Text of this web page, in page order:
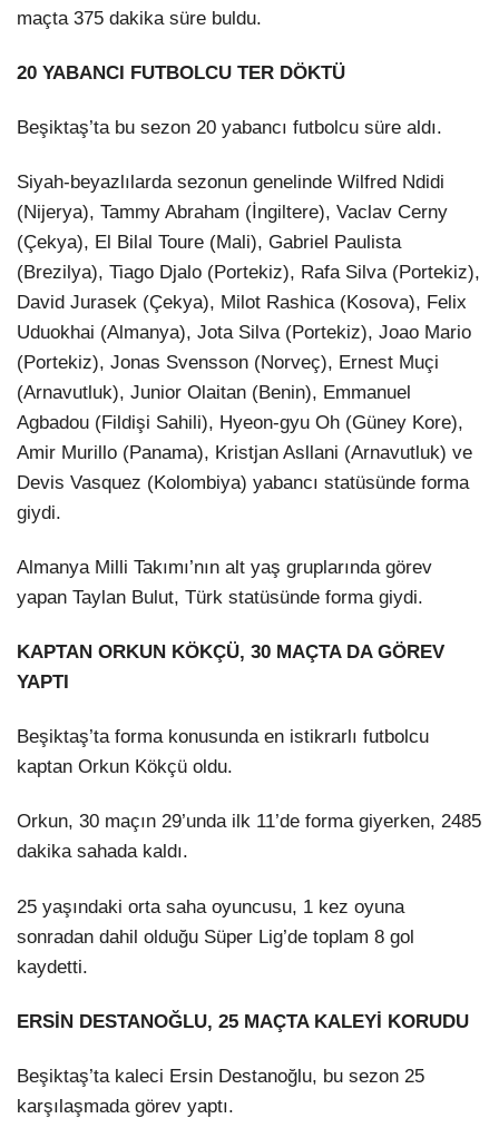
maçta 375 dakika süre buldu.
20 YABANCI FUTBOLCU TER DÖKTÜ
Beşiktaş’ta bu sezon 20 yabancı futbolcu süre aldı.
Siyah-beyazlılarda sezonun genelinde Wilfred Ndidi
(Nijerya), Tammy Abraham (İngiltere), Vaclav Cerny
(Çekya), El Bilal Toure (Mali), Gabriel Paulista
(Brezilya), Tiago Djalo (Portekiz), Rafa Silva (Portekiz),
David Jurasek (Çekya), Milot Rashica (Kosova), Felix
Uduokhai (Almanya), Jota Silva (Portekiz), Joao Mario
(Portekiz), Jonas Svensson (Norveç), Ernest Muçi
(Arnavutluk), Junior Olaitan (Benin), Emmanuel
Agbadou (Fildişi Sahili), Hyeon-gyu Oh (Güney Kore),
Amir Murillo (Panama), Kristjan Asllani (Arnavutluk) ve
Devis Vasquez (Kolombiya) yabancı statüsünde forma
giydi.
Almanya Milli Takımı’nın alt yaş gruplarında görev
yapan Taylan Bulut, Türk statüsünde forma giydi.
KAPTAN ORKUN KÖKÇÜ, 30 MAÇTA DA GÖREV
YAPTI
Beşiktaş’ta forma konusunda en istikrarlı futbolcu
kaptan Orkun Kökçü oldu.
Orkun, 30 maçın 29’unda ilk 11’de forma giyerken, 2485
dakika sahada kaldı.
25 yaşındaki orta saha oyuncusu, 1 kez oyuna
sonradan dahil olduğu Süper Lig’de toplam 8 gol
kaydetti.
ERSİN DESTANOĞLU, 25 MAÇTA KALEYİ KORUDU
Beşiktaş’ta kaleci Ersin Destanoğlu, bu sezon 25
karşılaşmada görev yaptı.